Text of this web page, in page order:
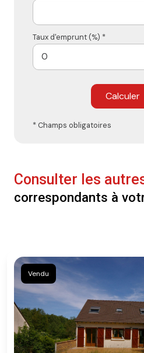
Taux d'emprunt (%) *
Calculer
* Champs obligatoires
Consulter les
correspondants à
Vendu